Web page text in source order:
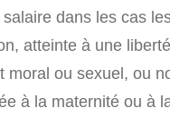
dans les cas
atteinte à une
moral ou sexuel, ou
à la maternité ou à